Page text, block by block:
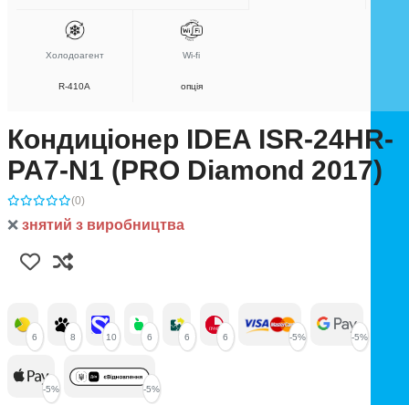
Холодоагент
R-410A
Wi-fi
опція
Кондиціонер IDEA ISR-24HR-
PA7-N1 (PRO Diamond 2017)
(0)
❌ знятий з виробництва
6 8 10 6 6 6 -5% -5%
-5% -5%